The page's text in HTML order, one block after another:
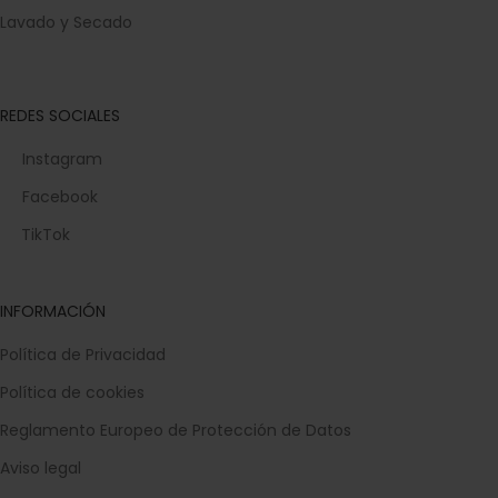
Lavado y Secado
REDES SOCIALES
Instagram
Facebook
TikTok
INFORMACIÓN
Política de Privacidad
Política de cookies
Reglamento Europeo de Protección de Datos
Aviso legal